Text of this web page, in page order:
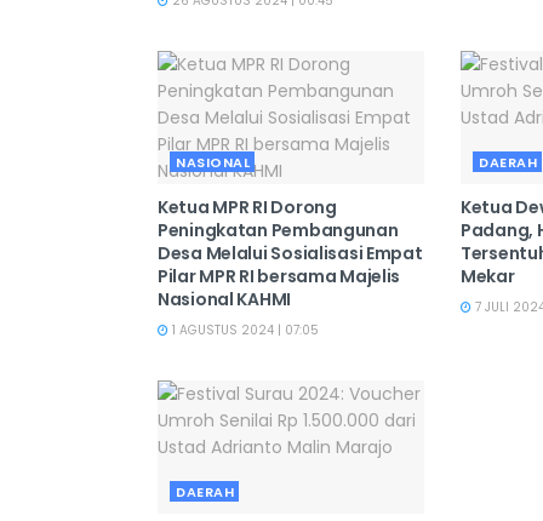
NASIONAL
Ketua MPR RI Dorong
Peningkatan Pembangunan
Desa Melalui Sosialisasi Empat
Pilar MPR RI bersama Majelis
Nasional KAHMI
1 AGUSTUS 2024 | 07:05
DAERAH
Ketua
Padang,
Mekar
7 JULI
DAERAH